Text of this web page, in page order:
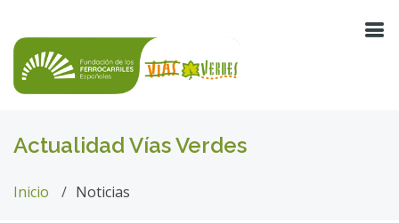
Actualidad Vías Verdes
Inicio Noticias